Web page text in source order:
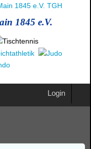
1845 e.V.
Login